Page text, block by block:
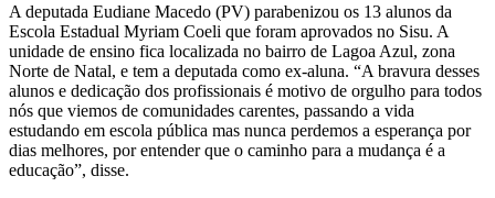
A deputada Eudiane Macedo (PV) parabenizou os 13 alunos da
Escola Estadual Myriam Coeli que foram aprovados no Sisu. A
unidade de ensino fica localizada no bairro de Lagoa Azul, zona
Norte de Natal, e tem a deputada como ex-aluna. “A bravura desses
alunos e dedicação dos profissionais é motivo de orgulho para todos
nós que viemos de comunidades carentes, passando a vida
estudando em escola pública mas nunca perdemos a esperança por
dias melhores, por entender que o caminho para a mudança é a
educação”, disse.